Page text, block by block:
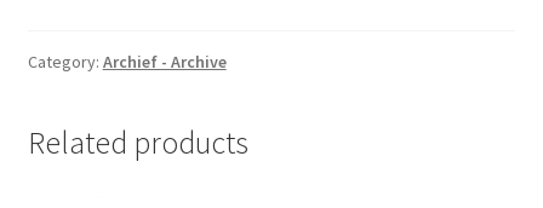
Category: Archief - Archive
Related products